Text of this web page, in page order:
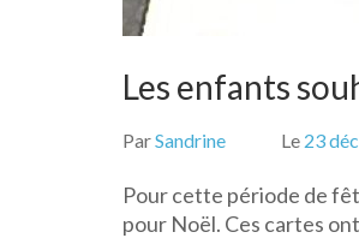
Les enfants
ParSandrine Le 23
Pour cette période de
pour Noël. Ces cartes